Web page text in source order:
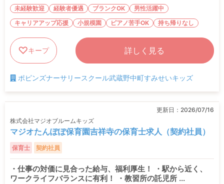
未経験歓迎 経験者優遇 ブランクOK
男性活躍中
キャリアアップ応援
小規模園 ピアノ苦手OK 持ち帰りなし
キープ 詳しく見る
ポピンズナーサリースクール武蔵野中町すみせいキッズ
更新日： 2026/07/16
株式会社マジオブルームキッズ
マジオたんぽぽ保育園吉祥寺の保育士求人（契約社員）
保育士 契約社員
・仕事の対価に見合った給与、福利厚生！ ・駅から近く、
ワークライフバランスに有利！ ・教習所の託児所 ...